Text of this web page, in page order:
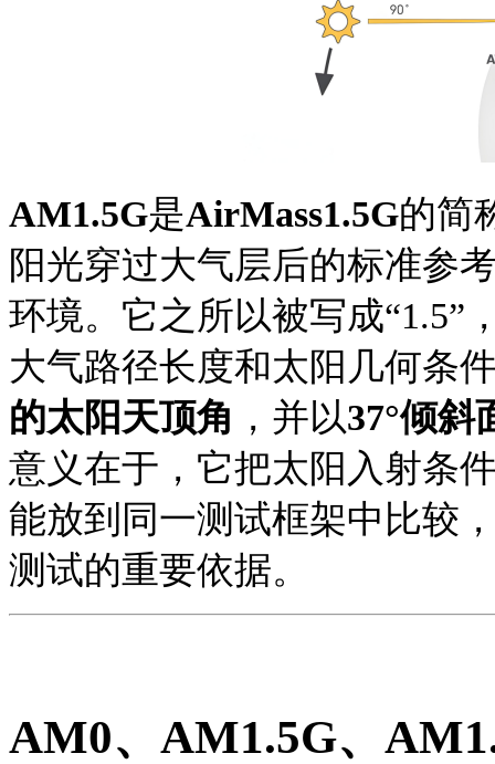
AM1.5G是AirMass1.5G的简
阳光穿过大气层后的标准参
环境。它之所以被写成“1.5”
大气路径长度和太阳几何条
的太阳天顶角 ，并以37°倾斜
意义在于，它把太阳入射条
能放到同一测试框架中比较
测试的重要依据。
AM0、 AM1.5G、